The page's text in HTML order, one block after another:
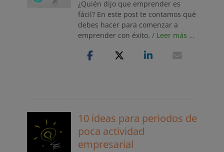
¿Quién dijo que emprender es
fácil? En este post te contamos qué
debes hacer para comenzar a
emprender con éxito. / Leer más …
10 ideas para periodos de
poca actividad
empresarial